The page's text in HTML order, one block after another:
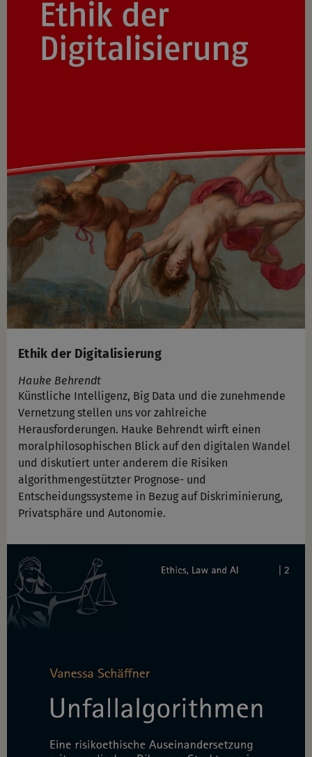
Ethik der Digitalisierung
Hauke Behrendt
Künstliche Intelligenz, Big Data und die zunehmende
Vernetzung stellen uns vor zahlreiche
Herausforderungen. Hauke Behrendt wirft einen
moralphilosophischen Blick auf den digitalen Wandel
und diskutiert unter anderem die Risiken
algorithmengestützter Prognose- und
Entscheidungssysteme in Bezug auf Diskriminierung,
Privatsphäre und Autonomie.